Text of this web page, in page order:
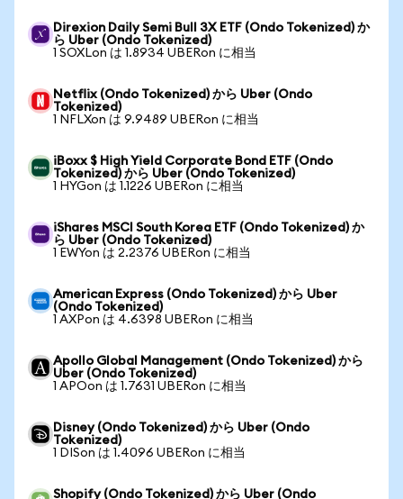
Direxion Daily Semi Bull 3X ETF (Ondo Tokenized) か
ら Uber (Ondo Tokenized)
1 SOXLon は 1.8934 UBERon に相当
Netflix (Ondo Tokenized) から Uber (Ondo
Tokenized)
1 NFLXon は 9.9489 UBERon に相当
iBoxx $ High Yield Corporate Bond ETF (Ondo
Tokenized) から Uber (Ondo Tokenized)
1 HYGon は 1.1226 UBERon に相当
iShares MSCI South Korea ETF (Ondo Tokenized) か
ら Uber (Ondo Tokenized)
1 EWYon は 2.2376 UBERon に相当
American Express (Ondo Tokenized) から Uber
(Ondo Tokenized)
1 AXPon は 4.6398 UBERon に相当
Apollo Global Management (Ondo Tokenized) から
Uber (Ondo Tokenized)
1 APOon は 1.7631 UBERon に相当
Disney (Ondo Tokenized) から Uber (Ondo
Tokenized)
1 DISon は 1.4096 UBERon に相当
Shopify (Ondo Tokenized) から Uber (Ondo